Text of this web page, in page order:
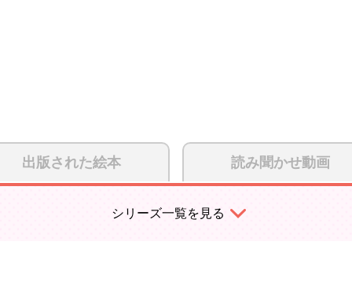
出版された絵本 読み聞かせ動画
シリーズ一覧を見る